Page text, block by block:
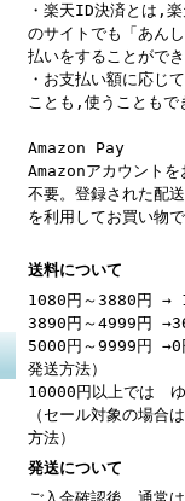
・楽天ID決済とは,
のサイトでも「あん
払いをすることがで
・お支払い額に応じ
ことも,使うこともで
Amazon Pay
Amazonアカウント
不要。登録された配
を利用してお買い物で
送料について
1080円～3880円 →
3890円～4999円
5000円～9999円 →0
発送方法）
10000円以上では
（セール対象の場合
方法）
発送について